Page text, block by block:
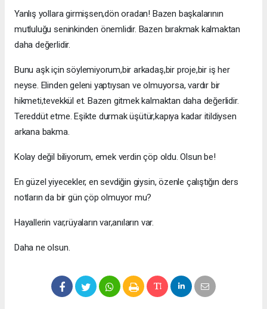
Yanlış yollara girmişsen,dön oradan! Bazen başkalarının
mutluluğu seninkinden önemlidir. Bazen bırakmak kalmaktan
daha değerlidir.
Bunu aşk için söylemiyorum,bir arkadaş,bir proje,bir iş her
neyse. Elinden geleni yaptıysan ve olmuyorsa, vardır bir
hikmeti,tevekkül et. Bazen gitmek kalmaktan daha değerlidir.
Tereddüt etme. Eşikte durmak üşütür,kapıya kadar itildiysen
arkana bakma.
Kolay değil biliyorum, emek verdin çöp oldu. Olsun be!
En güzel yiyecekler, en sevdiğin giysin, özenle çalıştığın ders
notların da bir gün çöp olmuyor mu?
Hayallerin var,rüyaların var,anıların var.
Daha ne olsun.